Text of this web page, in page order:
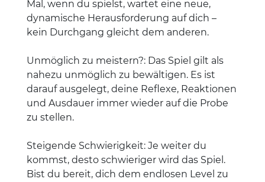
Mal, wenn du spielst, wartet eine neue,
dynamische Herausforderung auf dich –
kein Durchgang gleicht dem anderen.
Unmöglich zu meistern?: Das Spiel gilt als
nahezu unmöglich zu bewältigen. Es ist
darauf ausgelegt, deine Reflexe, Reaktionen
und Ausdauer immer wieder auf die Probe
zu stellen.
Steigende Schwierigkeit: Je weiter du
kommst, desto schwieriger wird das Spiel.
Bist du bereit, dich dem endlosen Level zu